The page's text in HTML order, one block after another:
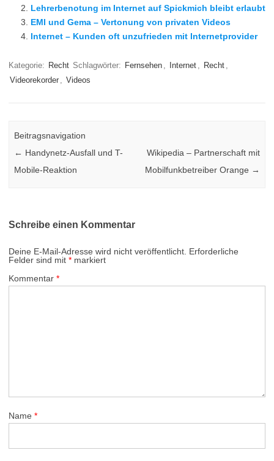
Lehrerbenotung im Internet auf Spickmich bleibt erlaubt
EMI und Gema – Vertonung von privaten Videos
Internet – Kunden oft unzufrieden mit Internetprovider
Kategorie: Recht Schlagwörter: Fernsehen , Internet , Recht ,
Videorekorder , Videos
Beitragsnavigation
← Handynetz-Ausfall und T-
Mobile-Reaktion
Wikipedia – Partnerschaft mit
Mobilfunkbetreiber Orange →
Schreibe einen Kommentar
Deine E-Mail-Adresse wird nicht veröffentlicht. Erforderliche
Felder sind mit * markiert
Kommentar *
Name *